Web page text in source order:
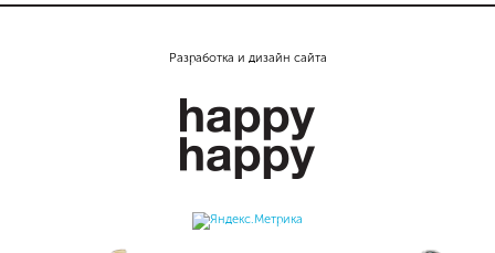
Разработка и дизайн сайта